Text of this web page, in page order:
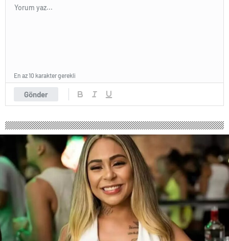
Gönder
En az 10 karakter gerekli